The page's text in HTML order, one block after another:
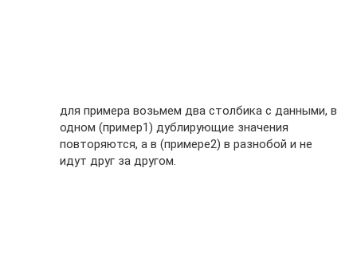
для примера возьмем два столбика с данными, в
одном (пример1) дублирующие значения
повторяются, а в (примере2) в разнобой и не
идут друг за другом.